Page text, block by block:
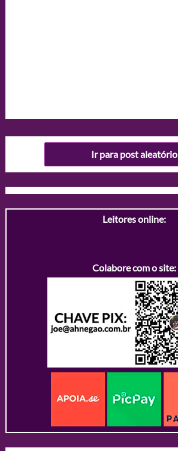
Ir para post aleatório
Leitores online:
Colabore com o site: